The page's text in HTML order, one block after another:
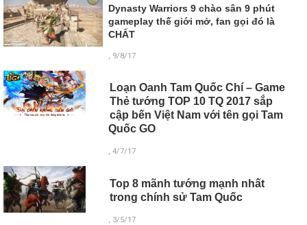
Dynasty Warriors 9 chào sân 9 phút
gameplay thế giới mở, fan gọi đó là
CHẤT
, 9/8/17
Loạn Oanh Tam Quốc Chí – Game
Thẻ tướng TOP 10 TQ 2017 sắp
cập bến Việt Nam với tên gọi Tam
Quốc GO
, 4/7/17
Top 8 mãnh tướng mạnh nhất
trong chính sử Tam Quốc
, 3/5/17